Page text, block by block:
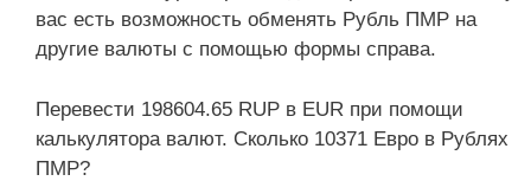
вас есть возможность обменять Рубль ПМР на
другие валюты с помощью формы справа.
Перевести 198604.65 RUP в EUR при помощи
калькулятора валют. Сколько 10371 Евро в Рублях
ПМР?